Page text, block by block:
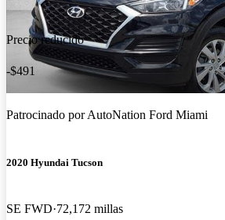
Precio reducido
-$491
Patrocinado porAutoNation Ford Miami
2020 Hyundai Tucson
SE FWD 72,172 millas